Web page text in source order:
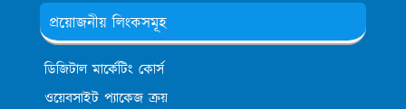
প্রয়োজনীয় লিংকসমূহ
ডিজিটাল মার্কেটিং কোর্স
ওয়েবসাইট প্যাকেজ ক্রয়